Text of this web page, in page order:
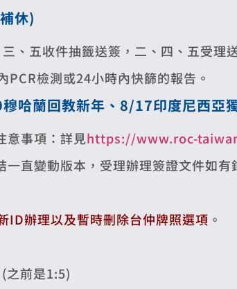
休)
、五收件抽籤送簽，二、四、五受理
PCR檢測或24小時內快篩的報告。
哈蘭回教新年 、 8/17印度尼西亞
意事項：詳見https://www.roc-
一直變動版本，受理辦理簽證文件如
ID辦理以及暫時刪除台仲牌照選項 。
之前是1:5)